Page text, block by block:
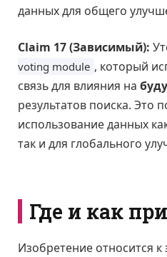
данных для общего
Claim 17 (Зависимый):
voting module , который
связь для влияния на
результатов поиска. Это
использование данных
так и для глобального
Где и как
Изобретение относится